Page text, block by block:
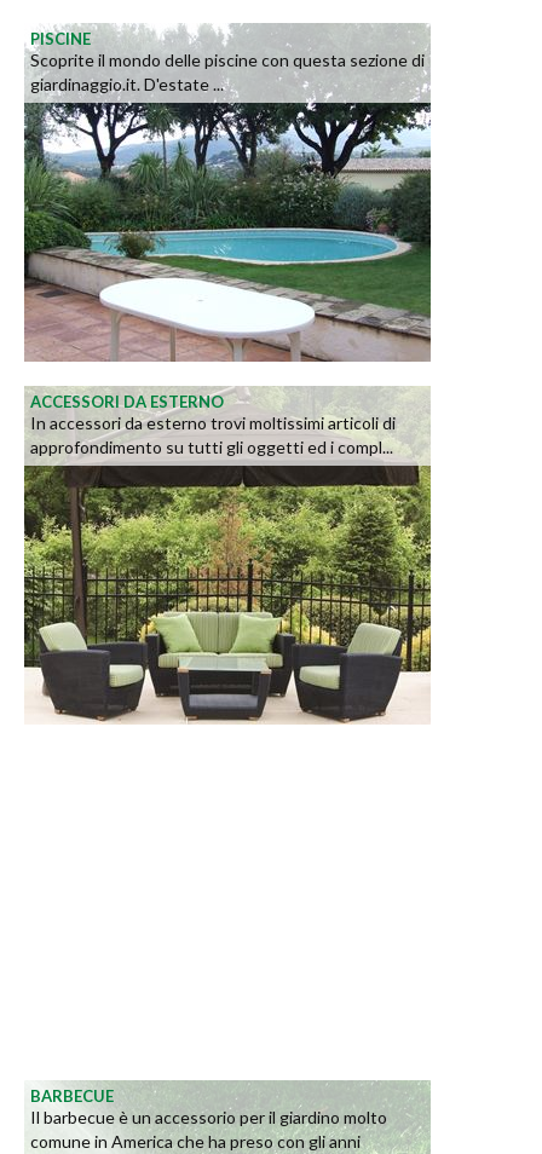
PISCINE
Scoprite il mondo delle piscine con questa sezione di
giardinaggio.it. D'estate ...
ACCESSORI DA ESTERNO
In accessori da esterno trovi moltissimi articoli di
approfondimento su tutti gli oggetti ed i compl...
BARBECUE
Il barbecue è un accessorio per il giardino molto
comune in America che ha preso con gli anni